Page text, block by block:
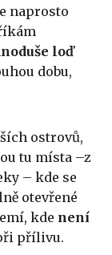
naprosto
loď
dobu,
ostrovů,
tu místa –z
– kde se
otevřené
kde není
přílivu.